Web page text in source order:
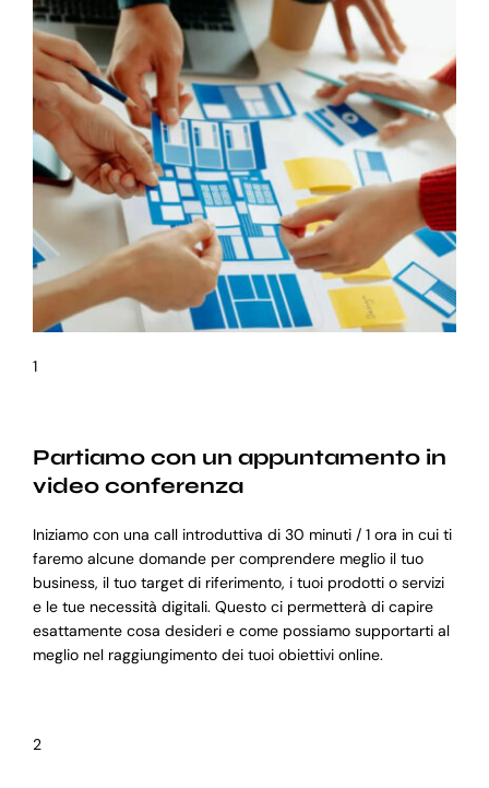
1
Partiamo con un appuntamento in
video conferenza
Iniziamo con una call introduttiva di 30 minuti / 1 ora in cui ti
faremo alcune domande per comprendere meglio il tuo
business, il tuo target di riferimento, i tuoi prodotti o servizi
e le tue necessità digitali. Questo ci permetterà di capire
esattamente cosa desideri e come possiamo supportarti al
meglio nel raggiungimento dei tuoi obiettivi online.
2